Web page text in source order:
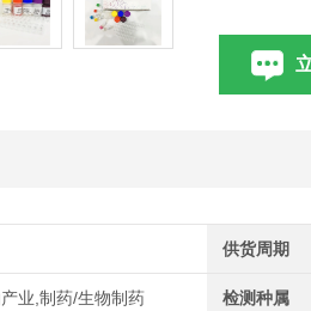
供货周期
业,制药/生物制药 检测种属